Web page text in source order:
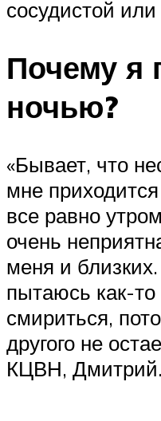
сосудистой
Почему я
ночью?
«Бывает, что
мне
все равно
очень
меня и
пытаюсь как-то
смириться,
другого не
КЦВН, Дмитрий.